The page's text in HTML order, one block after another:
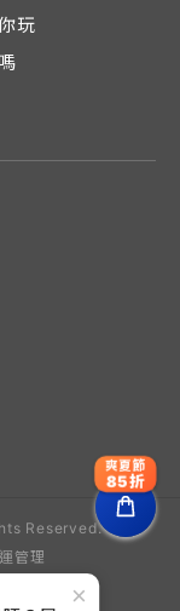
×
玩
Reserved.
管理
爽夏節
85折